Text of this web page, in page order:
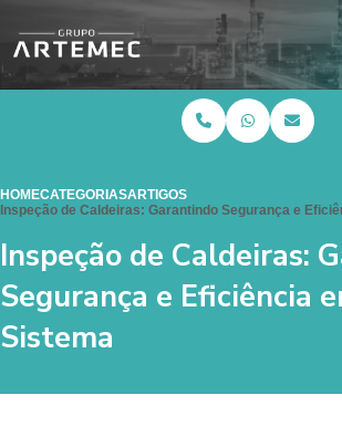
HOMECATEGORIASARTIGOS
Inspeção de Caldeiras: Garantindo Segurança e
Inspeção de Caldeiras:
Segurança e Eficiência
Sistema